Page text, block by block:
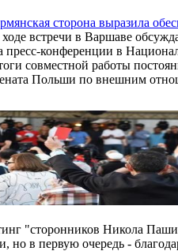
сторона выразила
встречи в Варшаве
пресс-конференции в
совместной работы
Польши по внешним
"сторонников Никола
но в первую очередь -